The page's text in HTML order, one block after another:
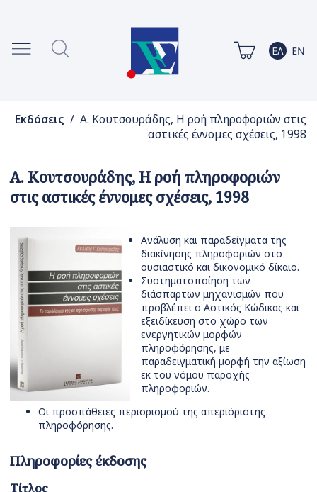
Εκδόσεις / Α. Κουτσουράδης, Η ροή πληροφοριών στις
αστικές έννομες σχέσεις, 1998
Α. Κουτσουράδης, Η ροή πληροφοριών
στις αστικές έννομες σχέσεις, 1998
Ανάλυση και παραδείγματα της
διακίνησης πληροφοριών στο
ουσιαστικό και δικονομικό δίκαιο.
Συστηματοποίηση των
διάσπαρτων μηχανισμών που
προβλέπει ο Αστικός Κώδικας και
εξειδίκευση στο χώρο των
ενεργητικών μορφών
πληροφόρησης, με
παραδειγματική μορφή την αξίωση
εκ του νόμου παροχής
πληροφοριών.
Οι προσπάθειες περιορισμού της απεριόριστης
πληροφόρησης.
Πληροφορίες έκδοσης
Τίτλος